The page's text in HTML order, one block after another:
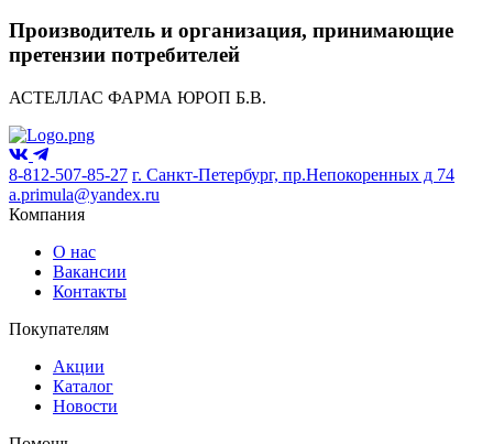
Производитель и организация, принимающие
претензии потребителей
АСТЕЛЛАС ФАРМА ЮРОП Б.В.
8-812-507-85-27 г. Санкт-Петербург, пр.Непокоренных д 74
a.primula@yandex.ru
Компания
О нас
Вакансии
Контакты
Покупателям
Акции
Каталог
Новости